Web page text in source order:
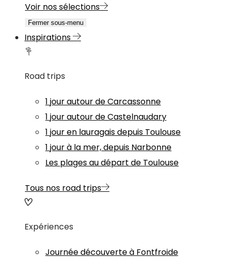
Voir nos sélections
Fermer sous-menu
Inspirations
Road trips
1 jour autour de Carcassonne
1 jour autour de Castelnaudary
1 jour en lauragais depuis Toulouse
1 jour à la mer, depuis Narbonne
Les plages au départ de Toulouse
Tous nos road trips
Expériences
Journée découverte à Fontfroide